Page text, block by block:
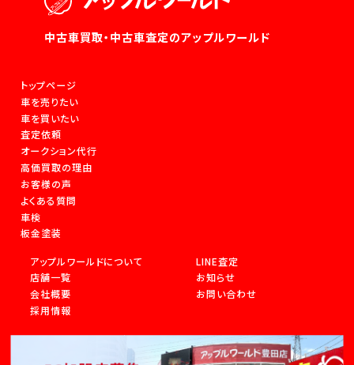
中古車買取・中古車査定のアップルワールド
トップページ
車を売りたい
車を買いたい
査定依頼
オークション代行
高価買取の理由
お客様の声
よくある質問
車検
板金塗装
アップルワールドについて
店舗一覧
会社概要
採用情報
LINE査定
お知らせ
お問い合わせ